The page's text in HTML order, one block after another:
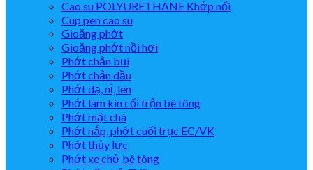
Cao su POLYURETHANE Khớp nối
Cup pen cao su
Gioăng phớt
Gioăng phớt nồi hơi
Phớt chắn bụi
Phớt chắn dầu
Phớt dạ, nỉ, len
Phớt làm kín cối trộn bê tông
Phớt mặt chà
Phớt nắp, phớt cuối trục EC/VK
Phớt thủy lực
Phớt xe chở bê tông